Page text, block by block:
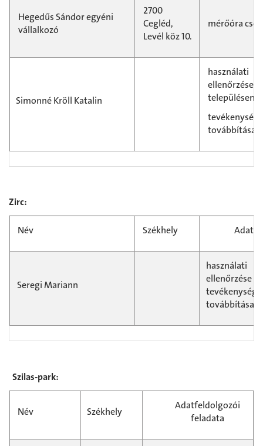
Hegedűs Sándor egyéni
vállalkozó
2700
Cegléd,
Levél köz 10.
mérőóra
Simonné Kröll Katalin
településen,
továbbítása
Zirc:
Név Székhely
Seregi Mariann
használati
ellenőrzése
továbbítása
Szilas-park:
Név Székhely
Adatfeldolgozói
feladata